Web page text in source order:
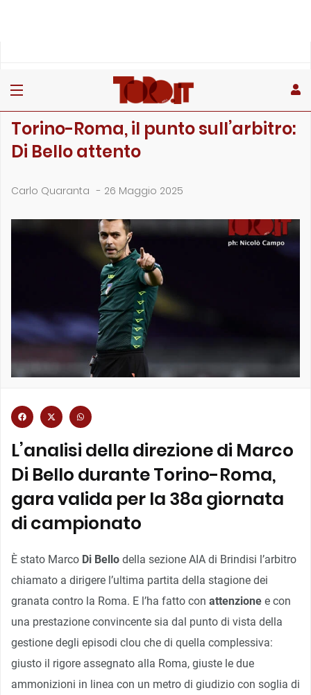
»
Torino-Roma, il punto sull’arbitro:
Di Bello attento
Carlo Quaranta - 26 Maggio 2025
L’analisi della direzione di Marco
Di Bello durante Torino-Roma,
gara valida per la 38a giornata
di campionato
È stato Marco Di Bello della sezione AIA di Brindisi l’arbitro
chiamato a dirigere l’ultima partita della stagione dei
granata contro la Roma. E l’ha fatto con attenzione e con
una prestazione convincente sia dal punto di vista della
gestione degli episodi clou che di quella complessiva:
giusto il rigore assegnato alla Roma, giuste le due
ammonizioni in linea con un metro di giudizio con soglia di